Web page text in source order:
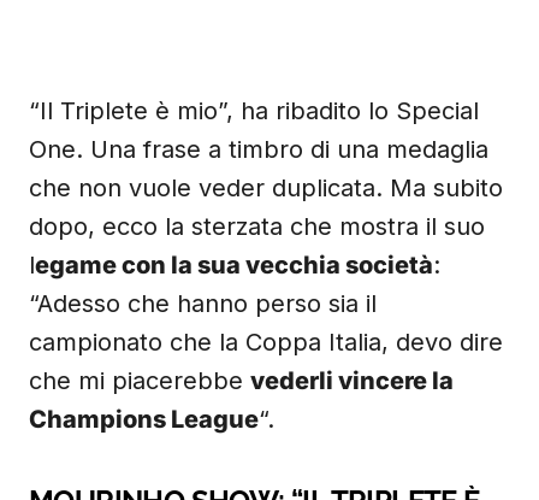
“Il Triplete è mio”, ha ribadito lo Special
One. Una frase a timbro di una medaglia
che non vuole veder duplicata. Ma subito
dopo, ecco la sterzata che mostra il suo
legame con la sua vecchia società:
“Adesso che hanno perso sia il
campionato che la Coppa Italia, devo dire
che mi piacerebbe vederli vincere la
Champions League“.